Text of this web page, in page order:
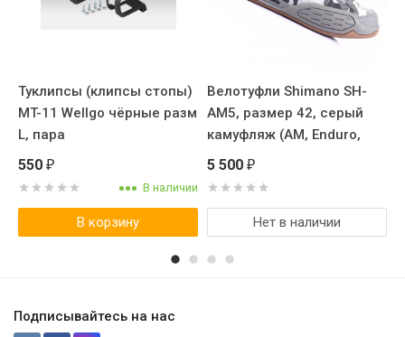
Туклипсы (клипсы стопы)
MT-11 Wellgo чёрные разм
L, пара
550 ₽
В наличии
В корзину
Велотуфли Shimano SH-
AM5, размер 42, серый
камуфляж (AM, Enduro,
Trail)
5 500 ₽
Нет в наличии
Подписывайтесь на нас